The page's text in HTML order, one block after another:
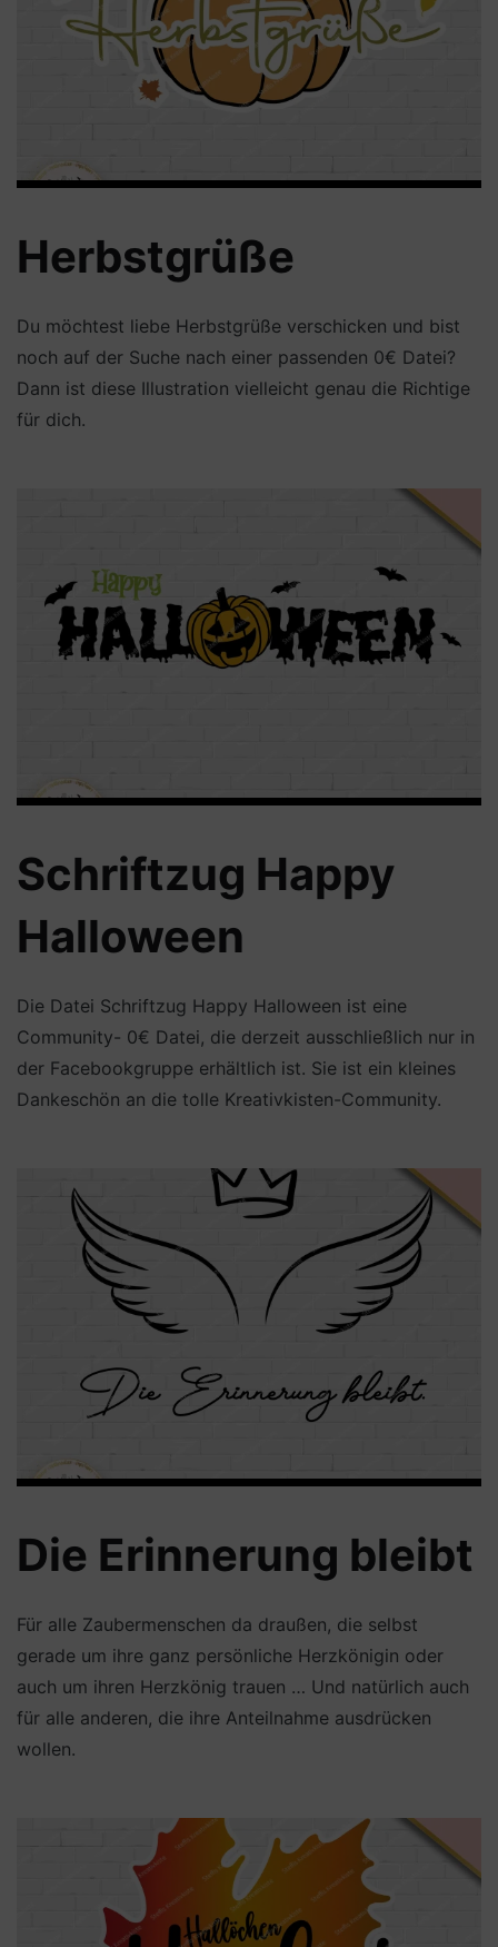
Herbstgrüße
Du möchtest liebe Herbstgrüße verschicken und bist
noch auf der Suche nach einer passenden 0€ Datei?
Dann ist diese Illustration vielleicht genau die Richtige
für dich.
Schriftzug Happy
Halloween
Die Datei Schriftzug Happy Halloween ist eine
Community- 0€ Datei, die derzeit ausschließlich nur in
der Facebookgruppe erhältlich ist. Sie ist ein kleines
Dankeschön an die tolle Kreativkisten-Community.
Die Erinnerung bleibt
Für alle Zaubermenschen da draußen, die selbst
gerade um ihre ganz persönliche Herzkönigin oder
auch um ihren Herzkönig trauen … Und natürlich auch
für alle anderen, die ihre Anteilnahme ausdrücken
wollen.